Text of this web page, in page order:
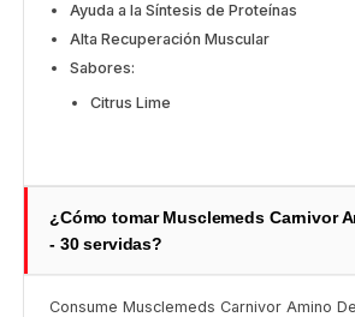
Ayuda a la Síntesis de Proteínas
Alta Recuperación Muscular
Sabores:
Citrus Lime
¿Cómo tomar Musclemeds Carnivor
- 30 servidas?
Consume Musclemeds Carnivor Amino